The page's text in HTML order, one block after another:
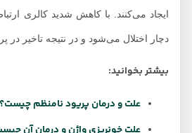
ایجاد می‌کنند. با کاهش شدید کالری ارتباط
دچار اختلال می‌شود و در نتیجه تاخیر در پریود
بیشتر بخوانید:
علت و درمان پریود نامنظم چیست؟